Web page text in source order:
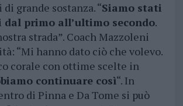
grande sostanza. “Siamo stati
primo all’ultimo secondo.
strada”. Coach Mazzoleni
“Mi hanno dato ciò che volevo.
corale con ottime scelte in
continuare così“. In
di Pinna e Da Tome si può